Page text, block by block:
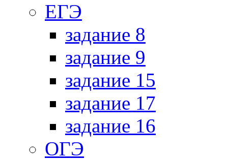
ЕГЭ
задание 8
задание 9
задание 15
задание 17
задание 16
ОГЭ